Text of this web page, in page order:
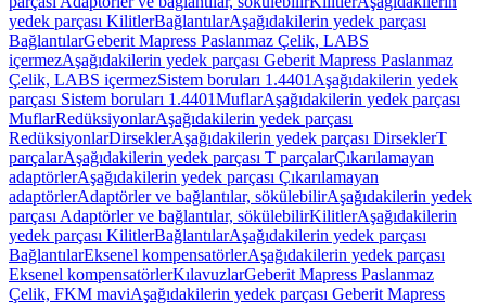
yedek parçası KilitlerBağlantılarAşağıdakilerin yedek parçası
BağlantılarGeberit Mapress Paslanmaz Çelik, LABS
içermezAşağıdakilerin yedek parçası Geberit Mapress Paslanmaz
Çelik, LABS içermezSistem boruları 1.4401 Aşağıdakilerin yedek
parçası Sistem boruları 1.4401MuflarAşağıdakilerin yedek parçası
MuflarRedüksiyonlarAşağıdakilerin yedek parçası
RedüksiyonlarDirseklerAşağıdakilerin yedek parçası DirseklerT
parçalarAşağıdakilerin yedek parçası T parçalarÇıkarılamayan
adaptörlerAşağıdakilerin yedek parçası Çıkarılamayan
adaptörlerAdaptörler ve bağlantılar, sökülebilirAşağıdakilerin yedek
parçası Adaptörler ve bağlantılar, sökülebilirKilitlerAşağıdakilerin
yedek parçası KilitlerBağlantılarAşağıdakilerin yedek parçası
BağlantılarEksenel kompensatörlerAşağıdakilerin yedek parçası
Eksenel kompensatörlerKılavuzlarGeberit Mapress Paslanmaz
Çelik, FKM maviAşağıdakilerin yedek parçası Geberit Mapress